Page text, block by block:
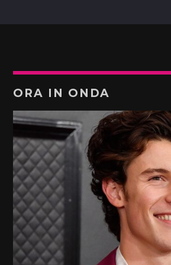
ORA IN ONDA